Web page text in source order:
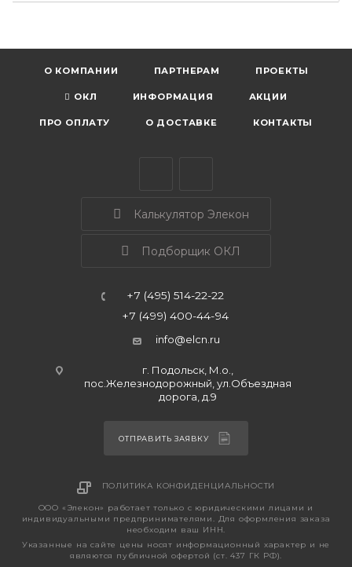
О КОМПАНИИ ПАРТНЕРАМ ПРОЕКТЫ
ОКЛ ИНФОРМАЦИЯ АКЦИИ
ПРО ОПЛАТУ О ДОСТАВКЕ КОНТАКТЫ
Калькулятор Элекон
Подборщик ОКЛ
+7 (495) 514-22-22
+7 (499) 400-44-94
info@elcn.ru
г. Подольск, М.о.,
пос.Железнодорожный, ул.Объездная
дорога, д.9
ОТПРАВИТЬ ЗАЯВКУ
ПОЛИТИКА КОНФИДЕНЦИАЛЬНОСТИ
ООО «Элекон» работает только с юридическими лицами и
индивидуальными предпринимателями. Для оформления заказа
необходим ваш ИНН.
Указанные на сайте цены носят информационный характер и не
являются публичной офертой (ст. 437 ГК РФ).